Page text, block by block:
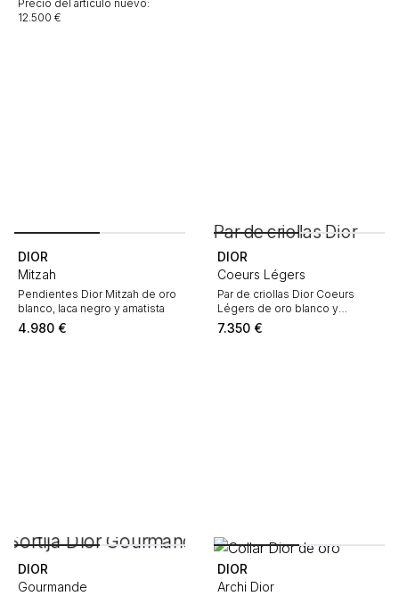
Precio del artículo nuevo:
12.500 €
DIOR
Mitzah
Pendientes Dior Mitzah de oro
blanco, laca negro y amatista
4.980 €
DIOR
Coeurs Légers
Par de criollas Dior Coeurs
Légers de oro blanco y
diamantes
7.350 €
DIOR
Gourmande
DIOR
Archi Dior